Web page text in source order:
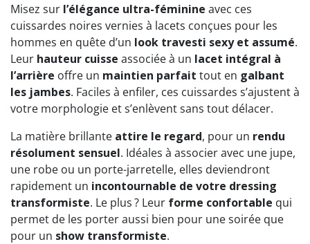
(3 avis)
Misez sur l’élégance ultra-féminine avec ces
cuissardes noires vernies à lacets conçues pour les
hommes en quête d’un look travesti sexy et assumé.
Leur hauteur cuisse associée à un lacet intégral à
l’arrière offre un maintien parfait tout en galbant
les jambes. Faciles à enfiler, ces cuissardes s’ajustent à
votre morphologie et s’enlèvent sans tout délacer.
La matière brillante attire le regard, pour un rendu
résolument sensuel. Idéales à associer avec une jupe,
une robe ou un porte-jarretelle, elles deviendront
rapidement un incontournable de votre dressing
transformiste. Le plus ? Leur forme confortable qui
permet de les porter aussi bien pour une soirée que
pour un show transformiste.